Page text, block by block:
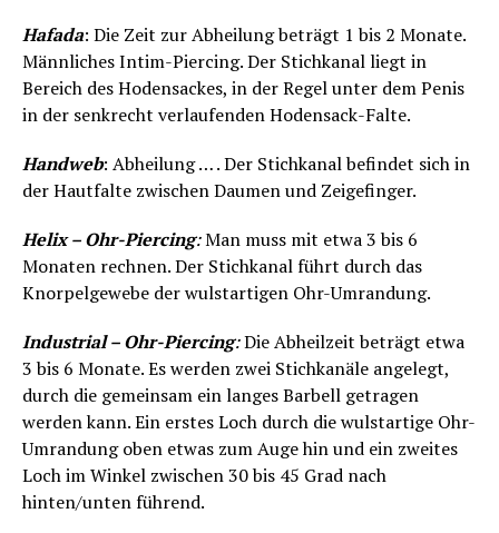
Hafada: Die Zeit zur Abheilung beträgt 1 bis 2 Monate.
Männliches Intim-Piercing. Der Stichkanal liegt in
Bereich des Hodensackes, in der Regel unter dem Penis
in der senkrecht verlaufenden Hodensack-Falte.
Handweb: Abheilung … . Der Stichkanal befindet sich in
der Hautfalte zwischen Daumen und Zeigefinger.
Helix – Ohr-Piercing:Man muss mit etwa 3 bis 6
Monaten rechnen. Der Stichkanal führt durch das
Knorpelgewebe der wulstartigen Ohr-Umrandung.
Industrial – Ohr-Piercing:Die Abheilzeit beträgt etwa
3 bis 6 Monate. Es werden zwei Stichkanäle angelegt,
durch die gemeinsam ein langes Barbell getragen
werden kann. Ein erstes Loch durch die wulstartige Ohr-
Umrandung oben etwas zum Auge hin und ein zweites
Loch im Winkel zwischen 30 bis 45 Grad nach
hinten/unten führend.